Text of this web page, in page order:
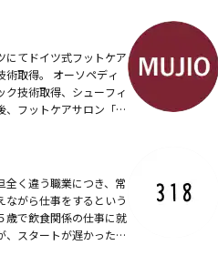
にてドイツ式フットケア
術取得。 オーソペディ
ク技術取得、シューフィ
、フットケアサロン「フ
全く違う職業につき、常
ながら仕事をするという
歳で飲食関係の仕事に就
、スタートが遅かったの